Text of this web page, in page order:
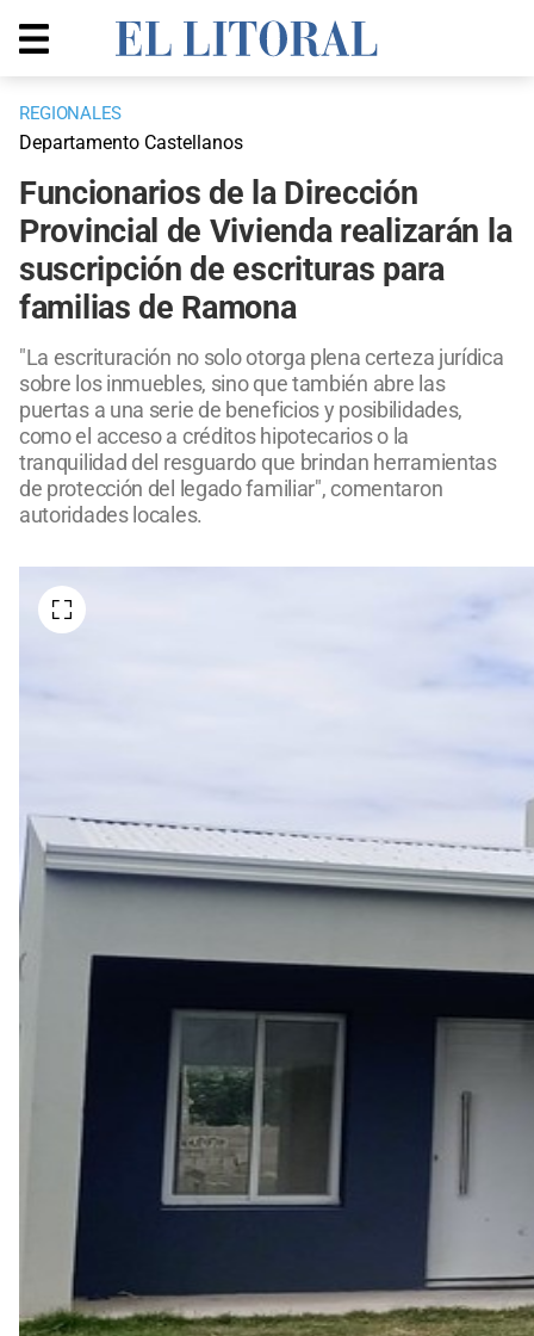
REGIONALES
Departamento Castellanos
Funcionarios de la Dirección
Provincial de Vivienda realizarán la
suscripción de escrituras para
familias de Ramona
"La escrituración no solo otorga plena certeza jurídica
sobre los inmuebles, sino que también abre las
puertas a una serie de beneficios y posibilidades,
como el acceso a créditos hipotecarios o la
tranquilidad del resguardo que brindan herramientas
de protección del legado familiar", comentaron
autoridades locales.